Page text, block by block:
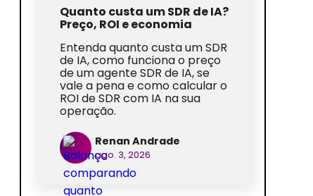
Quanto custa um SDR de IA?
Preço, ROI e economia
Entenda quanto custa um SDR
de IA, como funciona o preço
de um agente SDR de IA, se
vale a pena e como calcular o
ROI de SDR com IA na sua
operação.
Renan Andrade
ago. 3, 2026